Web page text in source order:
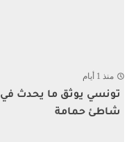
منذ 1 أيام
تونسي يوثق ما يحدث في
شاطئ حمامة